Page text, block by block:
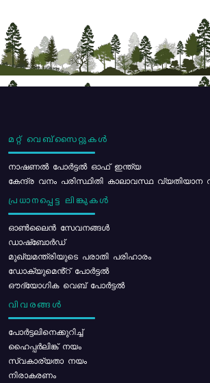
മറ്റ് വെബ്സൈറ്റുകൾ
നാഷണൽ പോർട്ടൽ ഓഫ് ഇന്ത്യ
കേന്ദ്ര വനം പരിസ്ഥിതി കാലാവസ്ഥ വ്യതിയാന
പ്രധാനപ്പെട്ട ലിങ്കുകൾ
ഓൺലൈൻ സേവനങ്ങൾ
ഡാഷ്ബോർഡ്
മുഖ്യമന്ത്രിയുടെ പരാതി പരിഹാരം
ഡോക്യുമെൻ്റ് പോർട്ടൽ
ഔദ്യോഗിക വെബ് പോർട്ടൽ
വിവരങ്ങൾ
പോര്‍ട്ടലിനെക്കുറിച്ച്
ഹൈപ്പർലിങ്ക് നയം
സ്വകാര്യതാ നയം
നിരാകരണം